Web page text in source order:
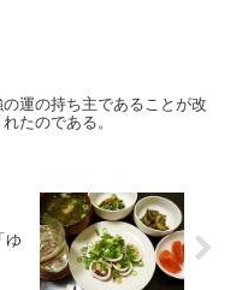
運の持ち主であることが改
たのである。
ゆ